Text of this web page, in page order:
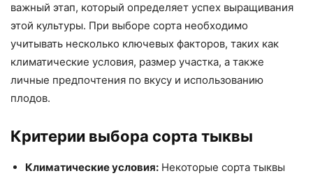
важный этап, который определяет успех выращивания
этой культуры. При выборе сорта необходимо
учитывать несколько ключевых факторов, таких как
климатические условия, размер участка, а также
личные предпочтения по вкусу и использованию
плодов.
Критерии выбора сорта тыквы
Климатические условия: Некоторые сорта тыквы